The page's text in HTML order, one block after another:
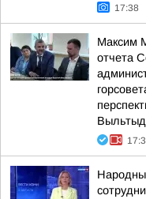
17:38
Максим
отчета